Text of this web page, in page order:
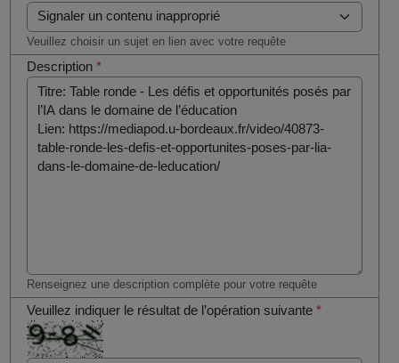
Veuillez choisir un sujet en lien avec votre requête
Description*
Renseignez une description complète pour votre requête
Veuillez indiquer le résultat de l’opération suivante*